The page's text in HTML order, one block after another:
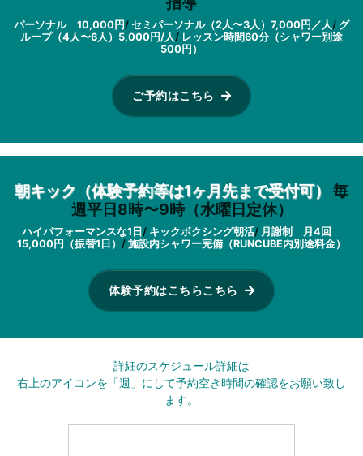
パーソナル 10,000円/ セミパーソナル（2人〜3人）7,000円／人/ グ
ループ（4人〜6人）5,000円/人/ レッスン時間60分（シャワー別途
500円）
ご予約はこちら
朝キック（体験予約等は1ヶ月先まで受付可） 毎
週平日8時〜9時（水曜日定休）
ハイパフォーマンスな1日 /キックボクシング朝活/月謝制 月4回
15,000円（振替1日） / 施設内シャワー完備（RUNCUBE内別途料金）
体験予約はこちらこちら
詳細のスケジュール詳細は
右上のアイコンを「週」にして予約空き時間の確認をお願い致し
ます。